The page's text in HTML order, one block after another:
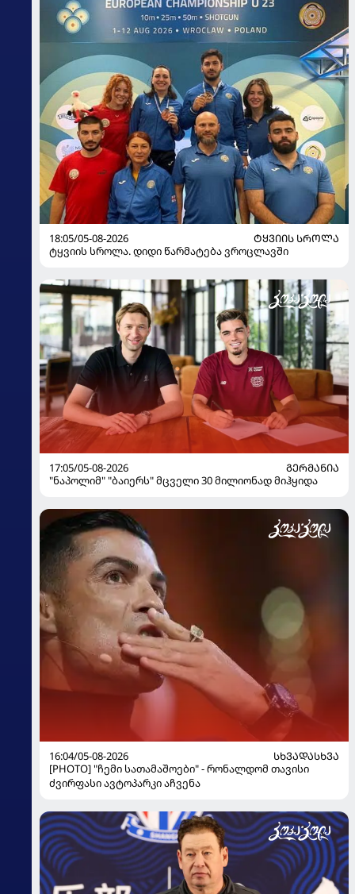
18:05/05-08-2026
ᲢᲧᲕᲘᲘᲡ ᲡᲠᲝᲚᲐ
ტყვიის სროლა. დიდი წარმატება ვროცლავში
17:05/05-08-2026
ᲒᲔᲠᲛᲐᲜᲘᲐ
"ნაპოლიმ" "ბაიერს" მცველი 30 მილიონად მიჰყიდა
16:04/05-08-2026
ᲡᲮᲕᲐᲓᲐᲡᲮᲕᲐ
[PHOTO] "ჩემი სათამაშოები" - რონალდომ თავისი
ძვირფასი ავტოპარკი აჩვენა